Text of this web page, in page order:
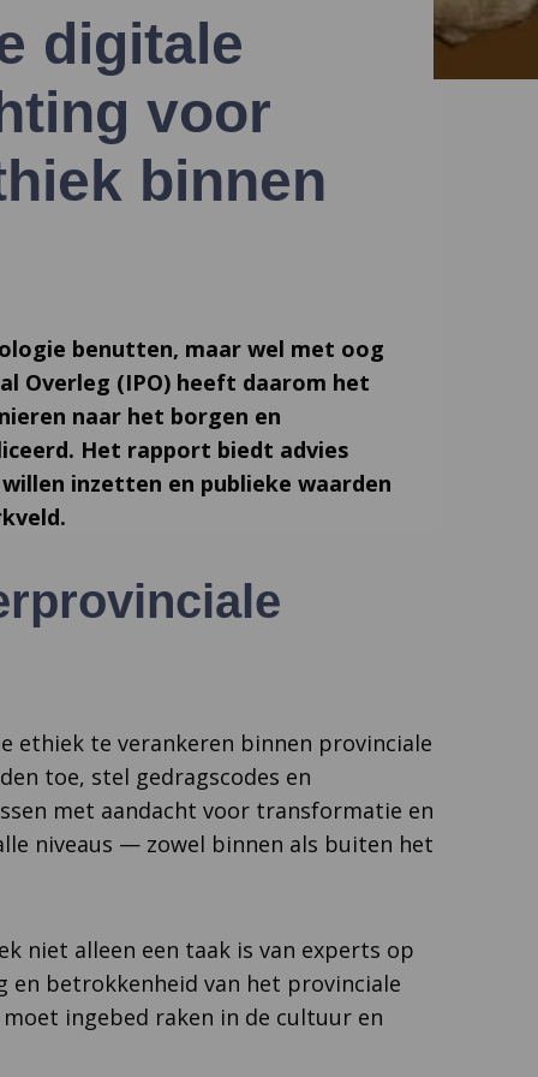
digitale
voor
binnen
benutten, maar wel met oog
Overleg (IPO) heeft daarom het
naar het borgen en
Het rapport biedt advies
inzetten en publieke waarden
ethiek te verankeren binnen provinciale
toe, stel gedragscodes en
met aandacht voor transformatie en
niveaus — zowel binnen als buiten het
niet alleen een taak is van experts op
betrokkenheid van het provinciale
ingebed raken in de cultuur en